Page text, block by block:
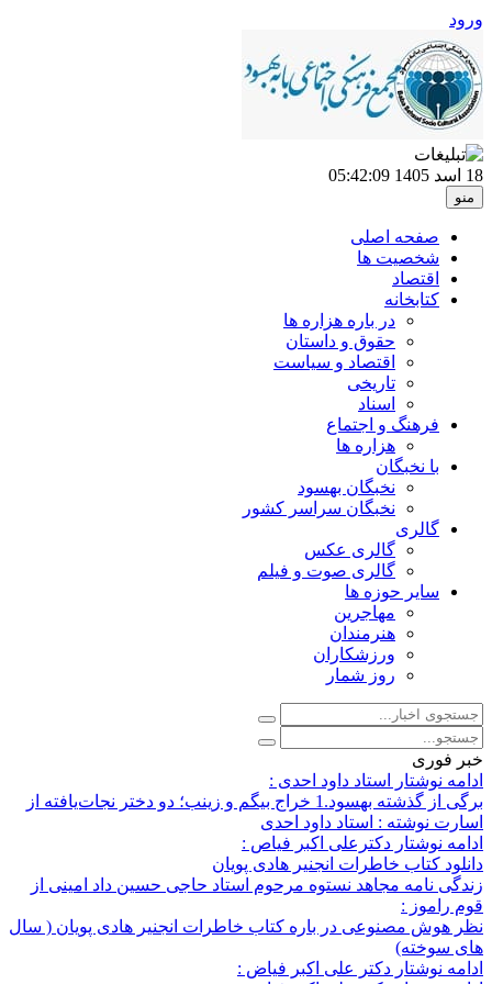
ورود
18 اسد 1405 05:42:09
منو
صفحه اصلی
شخصیت ها
اقتصاد
کتابخانه
در باره هزاره ها
حقوق و داستان
اقتصاد و سیاست
تاریخی
اسناد
فرهنگ و اجتماع
هزاره ها
با نخبگان
نخبگان بهسود
نخبگان سراسر کشور
گالری
گالری عکس
گالری صوت و فیلم
سایر حوزه ها
مهاجرین
هنرمندان
ورزشکاران
روز شمار
خبر فوری
ادامه نوشتار استاد داود احدی :
برگی از گذشته بهسود.1 خراج بیگم و زینب؛ دو دختر نجات‌یافته از
اسارت نوشته : استاد داود احدی
ادامه نوشتار دکترعلی اکبر فیاص :
دانلود کتاب خاطرات انجنیر هادی پویان
زندگی نامه مجاهد نستوه مرحوم استاد حاجی حسین داد امینی از
قوم راموز :
نظر هوش مصنوعی در باره کتاب خاطرات انجنیر هادی پویان ( سال
های سوخته)
ادامه نوشتار دکتر علی اکبر فیاض :